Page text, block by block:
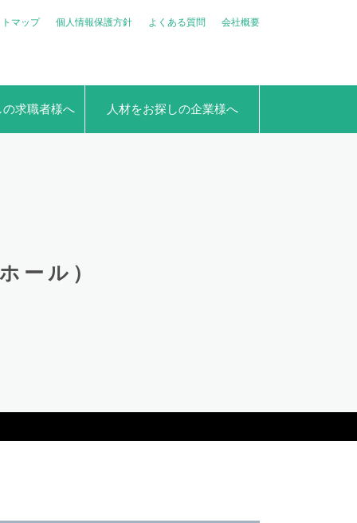
マップ 個人情報保護方針 よくある質問 会社概要
求職者様へ 人材をお探しの企業様へ
ール）